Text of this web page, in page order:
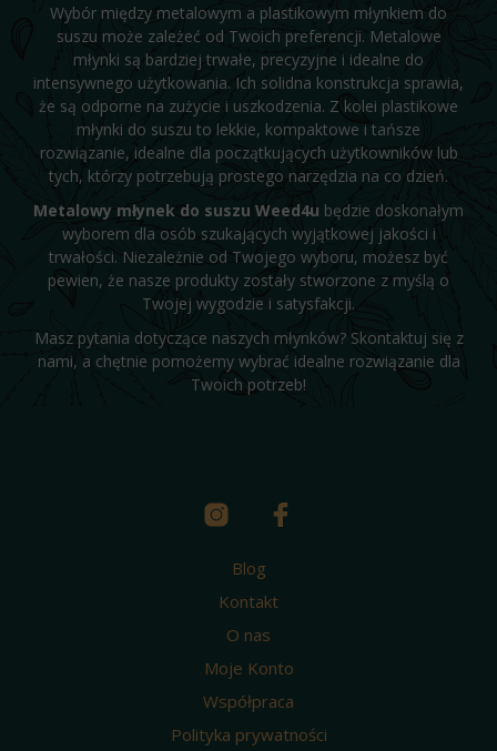
Wybór między metalowym a plastikowym młynkiem do
suszu może zależeć od Twoich preferencji. Metalowe
młynki są bardziej trwałe, precyzyjne i idealne do
intensywnego użytkowania. Ich solidna konstrukcja sprawia,
że są odporne na zużycie i uszkodzenia. Z kolei plastikowe
młynki do suszu to lekkie, kompaktowe i tańsze
rozwiązanie, idealne dla początkujących użytkowników lub
tych, którzy potrzebują prostego narzędzia na co dzień.
Metalowy młynek do suszu Weed4u będzie doskonałym
wyborem dla osób szukających wyjątkowej jakości i
trwałości. Niezależnie od Twojego wyboru, możesz być
pewien, że nasze produkty zostały stworzone z myślą o
Twojej wygodzie i satysfakcji.
Masz pytania dotyczące naszych młynków? Skontaktuj się z
nami, a chętnie pomożemy wybrać idealne rozwiązanie dla
Twoich potrzeb!
Blog
Kontakt
O nas
Moje Konto
Współpraca
Polityka prywatności